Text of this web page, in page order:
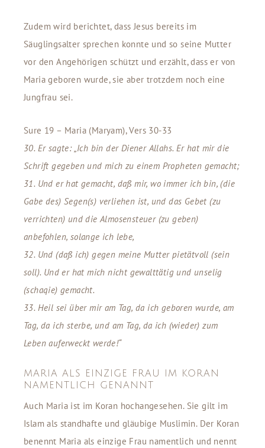
Zudem wird berichtet, dass Jesus bereits im
Säuglingsalter sprechen konnte und so seine Mutter
vor den Angehörigen schützt und erzählt, dass er von
Maria geboren wurde, sie aber trotzdem noch eine
Jungfrau sei.
Sure 19 – Maria (Maryam), Vers 30-33
30. Er sagte: „Ich bin der Diener Allahs. Er hat mir die
Schrift gegeben und mich zu einem Propheten gemacht;
31. Und er hat gemacht, daß mir, wo immer ich bin, (die
Gabe des) Segen(s) verliehen ist, und das Gebet (zu
verrichten) und die Almosensteuer (zu geben)
anbefohlen, solange ich lebe,
32. Und (daß ich) gegen meine Mutter pietätvoll (sein
soll). Und er hat mich nicht gewalttätig und unselig
(schaqie) gemacht.
33. Heil sei über mir am Tag, da ich geboren wurde, am
Tag, da ich sterbe, und am Tag, da ich (wieder) zum
Leben auferweckt werde!“
MARIA ALS EINZIGE FRAU IM KORAN
NAMENTLICH GENANNT
Auch Maria ist im Koran hochangesehen. Sie gilt im
Islam als standhafte und gläubige Muslimin. Der Koran
benennt Maria als einzige Frau namentlich und nennt